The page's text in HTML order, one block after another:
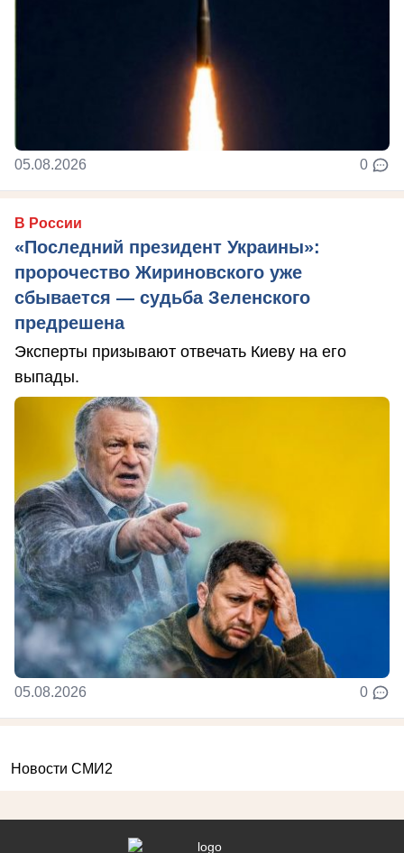
05.08.2026 0
В России
«Последний президент Украины»:
пророчество Жириновского уже
сбывается — судьба Зеленского
предрешена
Эксперты призывают отвечать Киеву на его
выпады.
05.08.2026 0
Новости СМИ2